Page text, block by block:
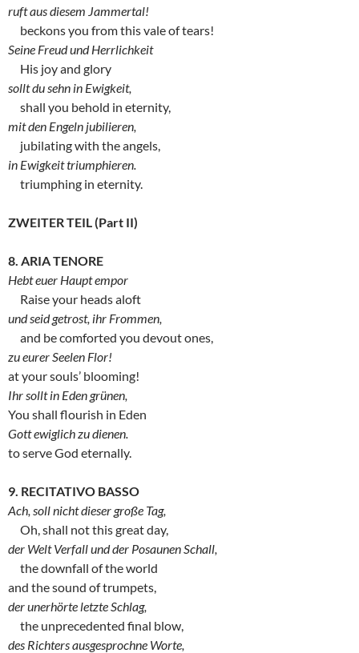
ruft aus diesem Jammertal!
beckons you from this vale of tears!
Seine Freud und Herrlichkeit
His joy and glory
sollt du sehn in Ewigkeit,
shall you behold in eternity,
mit den Engeln jubilieren,
jubilating with the angels,
in Ewigkeit triumphieren.
triumphing in eternity.
ZWEITER TEIL (Part II)
8. ARIA TENORE
Hebt euer Haupt empor
Raise your heads aloft
und seid getrost, ihr Frommen,
and be comforted you devout ones,
zu eurer Seelen Flor!
at your souls’ blooming!
Ihr sollt in Eden grünen,
You shall flourish in Eden
Gott ewiglich zu dienen.
to serve God eternally.
9. RECITATIVO BASSO
Ach, soll nicht dieser große Tag,
Oh, shall not this great day,
der Welt Verfall und der Posaunen Schall,
the downfall of the world
and the sound of trumpets,
der unerhörte letzte Schlag,
the unprecedented final blow,
des Richters ausgesprochne Worte,